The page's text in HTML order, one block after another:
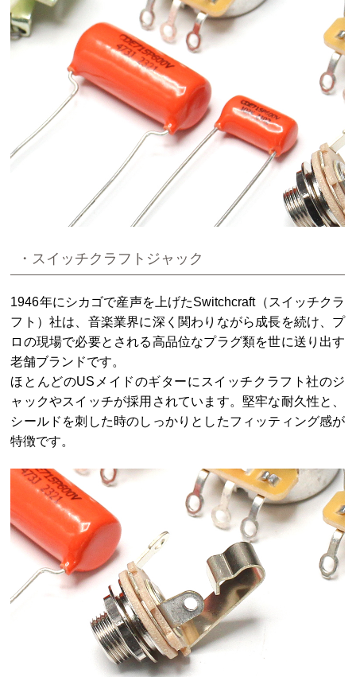
・スイッチクラフトジャック
1946年にシカゴで産声を上げたSwitchcraft（スイッチクラ
フト）社は、音楽業界に深く関わりながら成長を続け、プ
ロの現場で必要とされる高品位なプラグ類を世に送り出す
老舗ブランドです。
ほとんどのUSメイドのギターにスイッチクラフト社のジ
ャックやスイッチが採用されています。堅牢な耐久性と、
シールドを刺した時のしっかりとしたフィッティング感が
特徴です。